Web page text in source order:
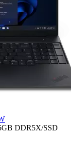
DDR5X/SSD